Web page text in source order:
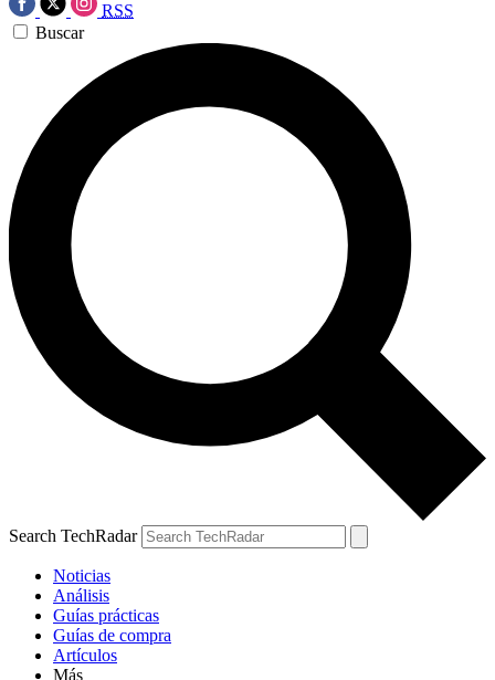
RSS
Buscar
Search TechRadar
Noticias
Análisis
Guías prácticas
Guías de compra
Artículos
Más